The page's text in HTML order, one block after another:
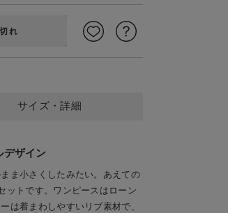
れ
サイズ・詳細
デザイン
ま小さくしたみたい。あえての
ットです。ワンピースはローン
は着まわしやすいリブ素材で、